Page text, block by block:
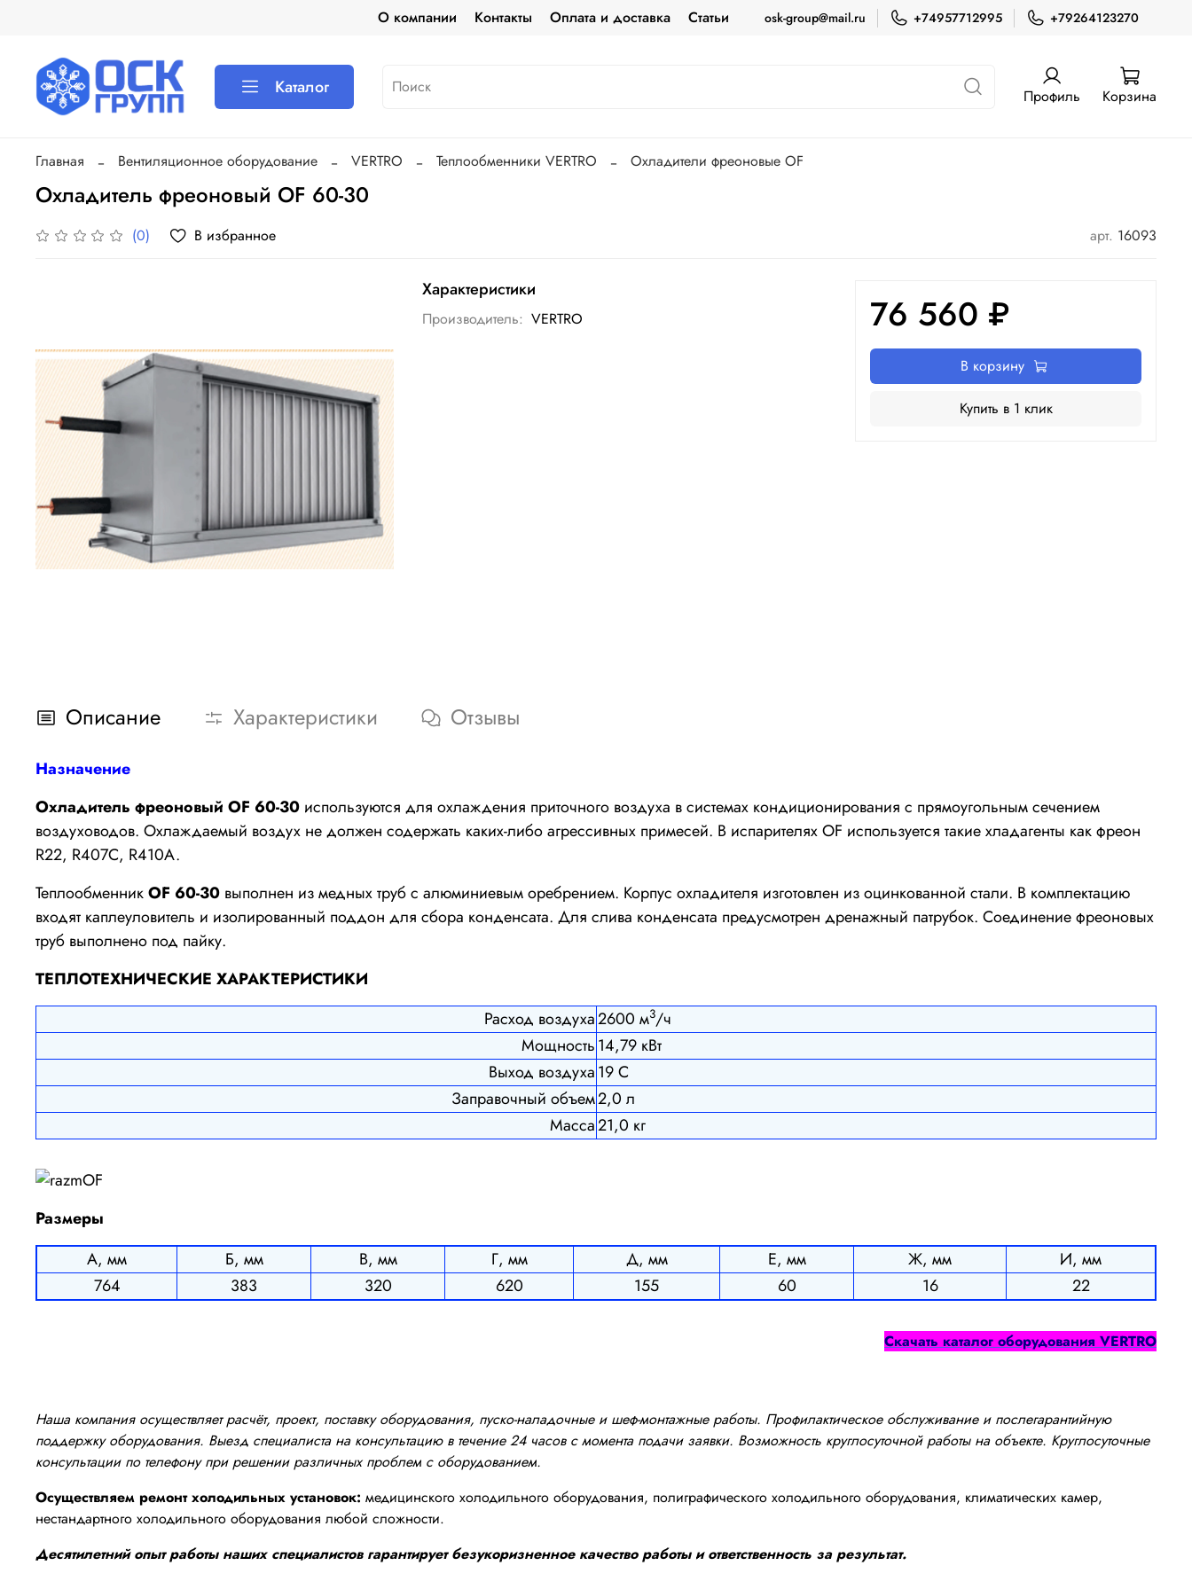
О компании Контакты Оплата и доставка Статьи osk-group@mail.ru +74957712995 +79264123270
Каталог Профиль Корзина
Главная Вентиляционное оборудование VERTRO Теплообменники VERTRO Охладители фреоновые OF
Охладитель фреоновый OF 60-30
(0) В избранное арт. 16093
Характеристики
Производитель: VERTRO 76 560 ₽
В корзину
Купить в 1 клик
Описание Характеристики Отзывы
Назначение
Охладитель фреоновый OF 60-30 используются для охлаждения приточного воздуха в системах кондиционирования с прямоугольным сечением
воздуховодов. Охлаждаемый воздух не должен содержать каких-либо агрессивных примесей. В испарителях OF используется такие хладагенты как фреон
R22, R407C, R410A.
ТеплообменникOF 60-30 выполнен из медных труб с алюминиевым оребрением. Корпус охладителя изготовлен из оцинкованной стали. В комплектацию
входят каплеуловитель и изолированный поддон для сбора конденсата. Для слива конденсата предусмотрен дренажный патрубок. Соединение фреоновых
труб выполнено под пайку.
ТЕПЛОТЕХНИЧЕСКИЕ ХАРАКТЕРИСТИКИ
Расход воздуха2600 м3/ч
Мощность14,79 кВт
Выход воздуха19 С
Заправочный объем2,0 л
Масса21,0 кг
Размеры
А, мм
Б, мм В, мм Г, мм Д, мм Е, мм Ж, мм
И, мм
764
383 320 620 155 60 16 22
Cкачать каталог оборудования VERTRO
Наша компания осуществляет расчёт, проект, поставку оборудования, пуско-наладочные и шеф-монтажные работы. Профилактическое обслуживание и послегарантийную
поддержку оборудования. Выезд специалиста на консультацию в течение 24 часов с момента подачи заявки. Возможность круглосуточной работы на объекте. Круглосуточные
консультации по телефону при решении различных проблем с оборудованием.
Осуществляем ремонт холодильных установок: медицинского холодильного оборудования, полиграфического холодильного оборудования, климатических камер,
нестандартного холодильного оборудования любой сложности.
Десятилетний опыт работы наших специалистов гарантирует безукоризненное качество работы и ответственность за результат.